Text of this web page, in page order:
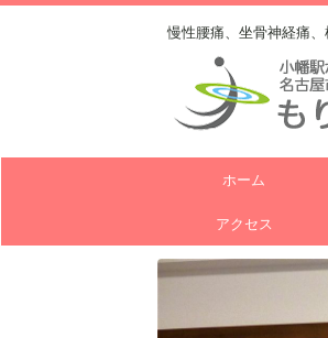
慢性腰痛、坐骨神経痛
ホーム
アクセス